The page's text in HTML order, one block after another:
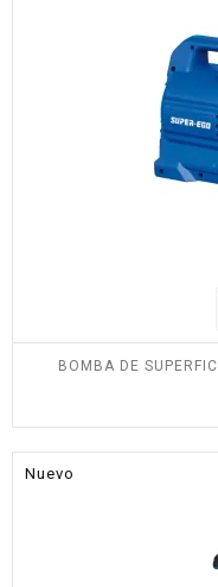
BOMBA DE
Nuevo